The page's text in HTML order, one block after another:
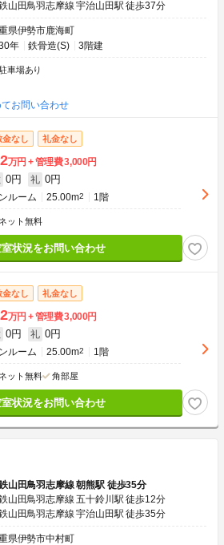
山田鳥羽志摩線 宇治山田駅 徒歩37分
県伊勢市鹿海町
年
鉄骨造(S) 3階建
車場あり
お問い合わせ
金なし 礼金なし
万円 管理費3,000円
0円 礼 0円
ルーム 25.00m2 1階
ット無料
室状況をお問い合わせ
金なし 礼金なし
万円 管理費3,000円
0円 礼 0円
ルーム 25.00m2 1階
ット無料 角部屋
室状況をお問い合わせ
山田鳥羽志摩線 朝熊駅 徒歩35分
山田鳥羽志摩線 五十鈴川駅 徒歩12分
山田鳥羽志摩線 宇治山田駅 徒歩35分
県伊勢市中村町